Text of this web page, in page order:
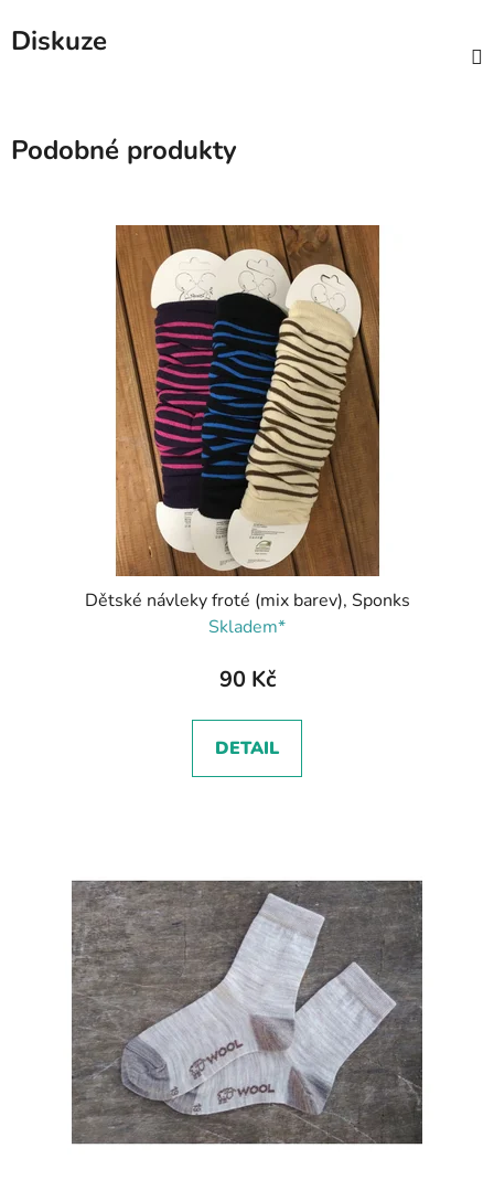
Diskuze
Podobné produkty
Dětské návleky froté (mix barev), Sponks
Skladem*
90 Kč
DETAIL